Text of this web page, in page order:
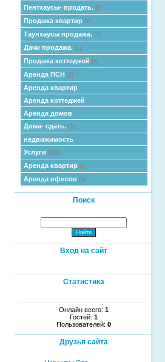
Пентхаусы- продать. (1)
Продажа квартир (7)
Таунхаусы продажа. (1)
Дачи продажа. (1)
Продажа коттеджей (8)
Аренда ПСН (1)
Аренда квартир
Аренда коттеджей
Аренда домов
Дома- сдать. (1)
недвижимость
Услуги (482)
Аренда квартир (1)
Аренда офисов (2)
Поиск
Вход на сайт
Статистика
Онлайн всего: 1
Гостей: 1
Пользователей: 0
Друзья сайта